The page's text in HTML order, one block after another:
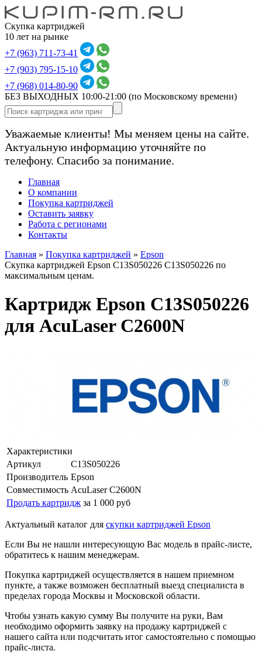
Скупка картриджей
10 лет на рынке
+7 (963) 711-73-41
+7 (903) 795-15-10
+7 (968) 014-80-90
БЕЗ ВЫХОДНЫХ 10:00-21:00 (по Московскому времени)
Уважаемые клиенты! Мы меняем цены на сайте.
Актуальную информацию уточняйте по
телефону. Спасибо за понимание.
Главная
О компании
Покупка картриджей
Оставить заявку
Работа с регионами
Контакты
Главная » Покупка картриджей » Epson
Скупка картриджей Epson C13S050226 C13S050226 по
максимальным ценам.
Картридж Epson C13S050226
для AcuLaser C2600N
Характеристики
Артикул
C13S050226
Производитель Epson
Совместимость AcuLaser C2600N
Продать картридж за 1 000 руб
Актуальный каталог для скупки картриджей Epson
Если Вы не нашли интересующую Вас модель в прайс-листе,
обратитесь к нашим менеджерам.
Покупка картриджей осуществляется в нашем приемном
пункте, а также возможен бесплатный выезд специалиста в
пределах города Москвы и Московской области.
Чтобы узнать какую сумму Вы получите на руки, Вам
необходимо оформить заявку на продажу картриджей с
нашего сайта или подсчитать итог самостоятельно с помощью
прайс-листа.